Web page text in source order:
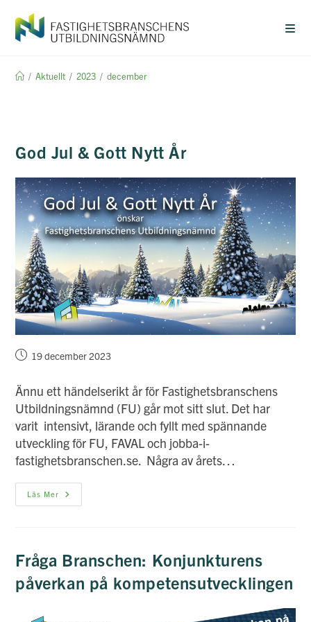
innehållet
/ Aktuellt / 2023 / december
God Jul & Gott Nytt År
Inlägget19 december 2023
Ännu ett händelserikt år för Fastighetsbranschens
Utbildningsnämnd (FU) går mot sitt slut. Det har
varit intensivt, lärande och fyllt med spännande
utveckling för FU, FAVAL och jobba-i-
fastighetsbranschen.se. Några av årets…
Läs Mer God
Jul
Fråga Branschen: Konjunkturens
påverkan på kompetensutvecklingen